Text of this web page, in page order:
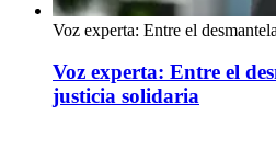
Voz experta: Entre el
Voz experta: Entre el
justicia solidaria